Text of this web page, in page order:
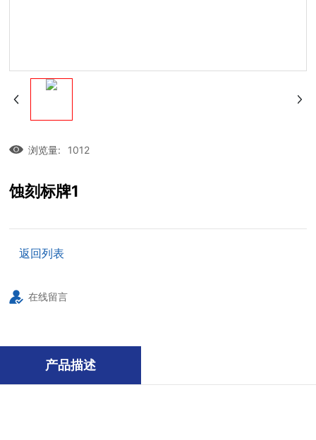
浏览量: 1012
蚀刻标牌1
返回列表
在线留言
产品描述